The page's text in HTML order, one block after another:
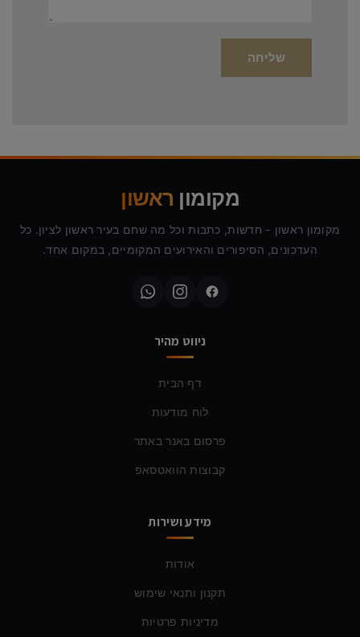
מקומון ראשון
מקומון ראשון - חדשות, כתבות וכל מה שחם בעיר ראשון לציון. כל
העדכונים, הסיפורים והאירועים המקומיים, במקום אחד.
ניווט מהיר
דף הבית
לוח מודעות
פרסום באנר באתר
קבוצות הוואטסאפ
מידע ושירות
אודות
תקנון ותנאי שימוש
מדיניות פרטיות